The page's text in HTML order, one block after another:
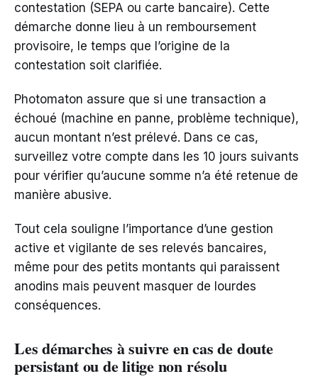
contestation (SEPA ou carte bancaire). Cette
démarche donne lieu à un remboursement
provisoire, le temps que l’origine de la
contestation soit clarifiée.
Photomaton assure que si une transaction a
échoué (machine en panne, problème technique),
aucun montant n’est prélevé. Dans ce cas,
surveillez votre compte dans les 10 jours suivants
pour vérifier qu’aucune somme n’a été retenue de
manière abusive.
Tout cela souligne l’importance d’une gestion
active et vigilante de ses relevés bancaires,
même pour des petits montants qui paraissent
anodins mais peuvent masquer de lourdes
conséquences.
Les démarches à suivre en cas de doute
persistant ou de litige non résolu